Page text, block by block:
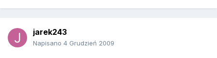
jarek243
Napisano 4 Grudzień 2009